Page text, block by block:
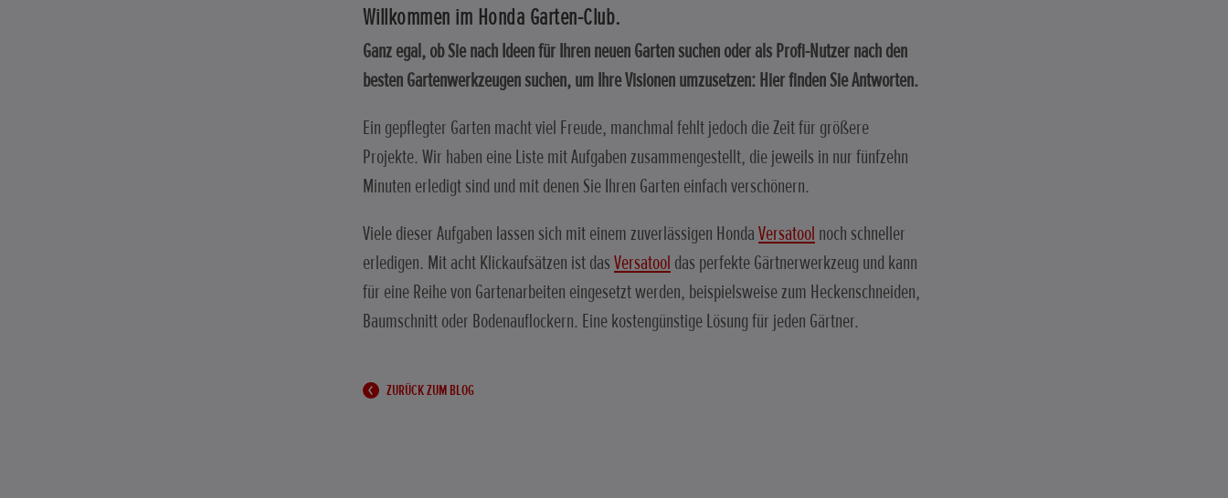
Willkommen im Honda Garten-Club.
Ganz egal, ob Sie nach Ideen für Ihren neuen Garten suchen oder als Profi-Nutzer nach den
besten Gartenwerkzeugen suchen, um Ihre Visionen umzusetzen: Hier finden Sie Antworten.
Ein gepflegter Garten macht viel Freude, manchmal fehlt jedoch die Zeit für größere
Projekte. Wir haben eine Liste mit Aufgaben zusammengestellt, die jeweils in nur fünfzehn
Minuten erledigt sind und mit denen Sie Ihren Garten einfach verschönern.
Viele dieser Aufgaben lassen sich mit einem zuverlässigen HondaVersatool noch schneller
erledigen. Mit acht Klickaufsätzen ist dasVersatool das perfekte Gärtnerwerkzeug und kann
für eine Reihe von Gartenarbeiten eingesetzt werden, beispielsweise zum Heckenschneiden,
Baumschnitt oder Bodenauflockern. Eine kostengünstige Lösung für jeden Gärtner.
ZURÜCK ZUM BLOG